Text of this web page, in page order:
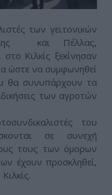
των γειτονικών
και Πέλλας,
Κιλκίς ξεκίνησαν
ώστε να συμφωνηθεί
θα συνυπάρχουν τα
των αγροτών
του
σε συνεχή
τους των όμορων
έχουν προσκληθεί,